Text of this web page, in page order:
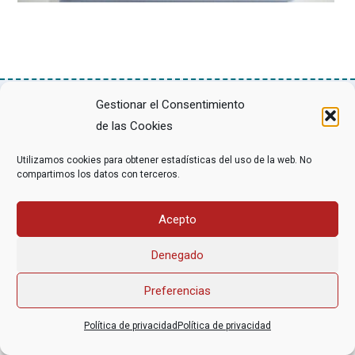
Gestionar el Consentimiento
de las Cookies
Utilizamos cookies para obtener estadísticas del uso de la web. No
compartimos los datos con terceros.
Acepto
Denegado
Preferencias
Política de privacidad Política de privacidad
Asociación Federal Derecho a Morir Dignamente (DMD)